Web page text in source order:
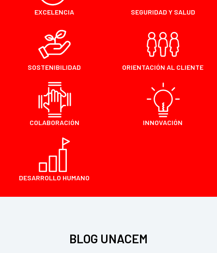
EXCELENCIA SEGURIDAD Y SALUD
SOSTENIBILIDAD ORIENTACIÓN AL CLIENTE
COLABORACIÓN INNOVACIÓN
DESARROLLO HUMANO
BLOG UNACEM